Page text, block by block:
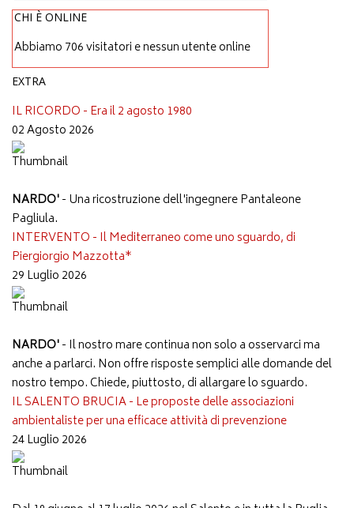
CHI È ONLINE
Abbiamo 706 visitatori e nessun utente online
EXTRA
IL RICORDO - Era il 2 agosto 1980
02 Agosto 2026
NARDO'- Una ricostruzione dell'ingegnere Pantaleone
Pagliula.
INTERVENTO - Il Mediterraneo come uno sguardo, di
Piergiorgio Mazzotta*
29 Luglio 2026
NARDO'- Il nostro mare continua non solo a osservarci ma
anche a parlarci. Non offre risposte semplici alle domande del
nostro tempo. Chiede, piuttosto, di allargare lo sguardo.
IL SALENTO BRUCIA - Le proposte delle associazioni
ambientaliste per una efficace attività di prevenzione
24 Luglio 2026